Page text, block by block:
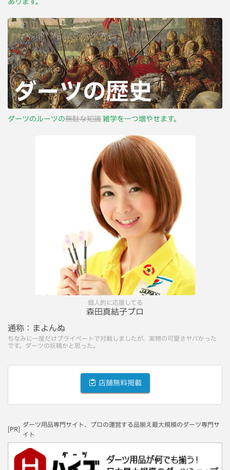
ダーツのルーツの無駄な知識雑学を一つ増やせます。
個人的に応援してる
森田真結子プロ
通称： まよんぬ
ちなみに一度だけプライベートで対戦しましたが、実物の可愛さヤバかった
です。ダーツの妖精かと思った。
店舗無料掲載
[PR]
ダーツ用品専門サイト、プロの運営する品揃え最大規模のダーツ専門サ
イト